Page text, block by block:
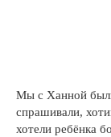
Мы с Ханной
спрашивали,
хотели ребёнка